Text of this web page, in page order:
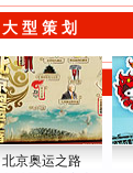
大 型 策 划
北京奥运之路